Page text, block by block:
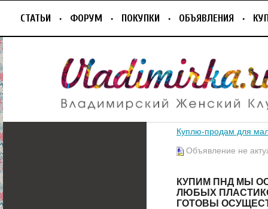
СТАТЬИ ФОРУМ ПОКУПКИ ОБЪЯВЛЕНИЯ
Куплю-продам для
Объявление не
КУПИМ ПНД МЫ
ЛЮБЫХ
ГОТОВЫ